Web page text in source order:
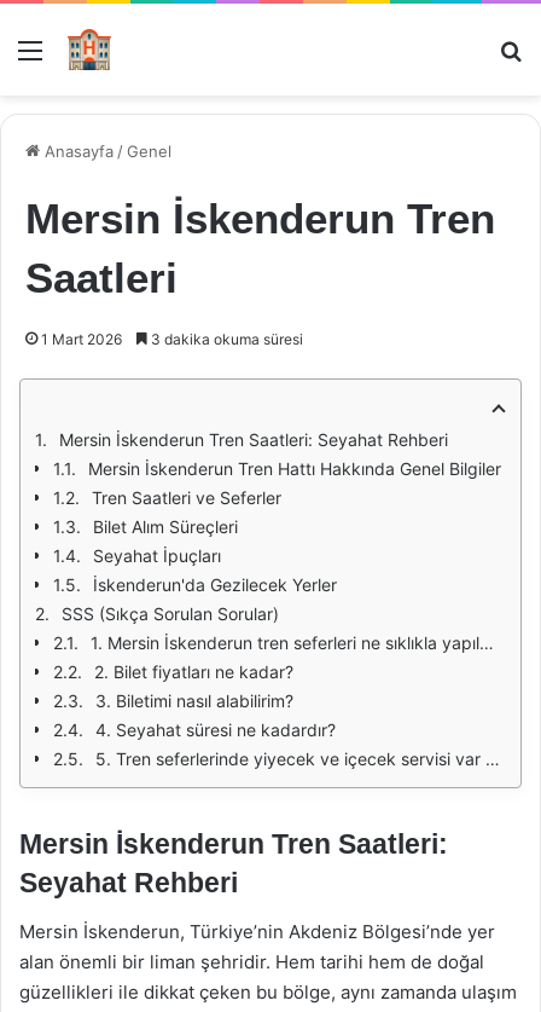
Menü
Anasayfa /Genel
Mersin İskenderun Tren
Saatleri
1 Mart 2026 3 dakika okuma süresi
Mersin İskenderun Tren Saatleri: Seyahat Rehberi
Mersin İskenderun Tren Hattı Hakkında Genel Bilgiler
Tren Saatleri ve Seferler
Bilet Alım Süreçleri
Seyahat İpuçları
İskenderun'da Gezilecek Yerler
SSS (Sıkça Sorulan Sorular)
1. Mersin İskenderun tren seferleri ne sıklıkla yapılmaktadır?
2. Bilet fiyatları ne kadar?
3. Biletimi nasıl alabilirim?
4. Seyahat süresi ne kadardır?
5. Tren seferlerinde yiyecek ve içecek servisi var mı?
Mersin İskenderun Tren Saatleri:
Seyahat Rehberi
Mersin İskenderun, Türkiye’nin Akdeniz Bölgesi’nde yer
alan önemli bir liman şehridir. Hem tarihi hem de doğal
güzellikleri ile dikkat çeken bu bölge, aynı zamanda ulaşım